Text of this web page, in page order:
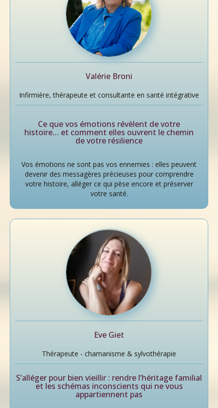
Valérie Broni
Infirmière, thérapeute et consultante en santé intégrative
Ce que vos émotions révèlent de votre
histoire… et comment elles ouvrent le chemin
de votre résilience
Vos émotions ne sont pas vos ennemies : elles peuvent
devenir des messagères précieuses pour comprendre
votre histoire, alléger ce qui pèse encore et préserver
votre santé.
Eve Giet
Thérapeute - chamanisme & sylvothérapie
S’alléger pour bien vieillir : rendre l’héritage familial
et les schémas inconscients qui ne vous
appartiennent pas